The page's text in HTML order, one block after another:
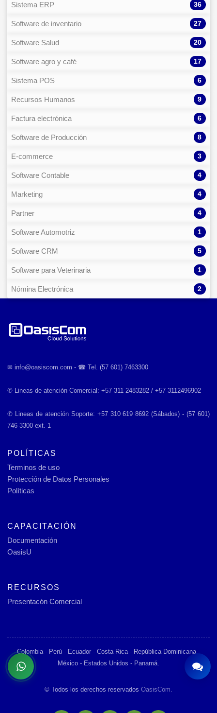
Sistema ERP 36
Software de inventario 27
Software Salud 20
Software agro y café 17
Sistema POS 6
Recursos Humanos 9
Factura electrónica 6
Software de Producción 8
E-commerce 3
Software Contable 4
Marketing 4
Partner 4
Software Automotriz 1
Software CRM 5
Software para Veterinaria 1
Nómina Electrónica 2
✉︎ info@oasiscom.com - ☎︎ Tel. (57 601) 7463300
✆ Lineas de atención Comercial: +57 311 2483282 / +57 3112496902
✆ Lineas de atención Soporte: +57 310 619 8692 (Sábados) - (57 601)
746 3300 ext. 1
POLÍTICAS
Terminos de uso
Protección de Datos Personales
Políticas
CAPACITACIÓN
Documentación
OasisU
RECURSOS
Presentacón Comercial
Colombia - Perú - Ecuador - Costa Rica - República Dominicana -
México - Estados Unidos - Panamá.
© Todos los derechos reservados OasisCom.